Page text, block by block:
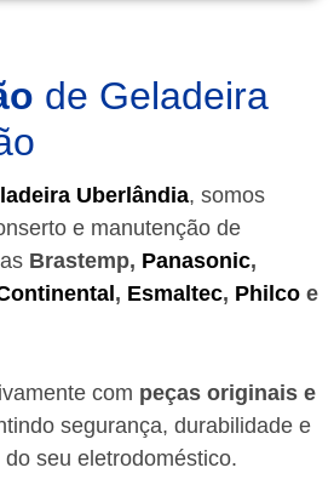
de Geladeira
Uberlândia, somos
e manutenção de
Brastemp, Panasonic,
, Esmaltec, Philco e
com peças originais e
segurança, durabilidade e
seu eletrodoméstico.